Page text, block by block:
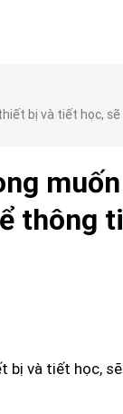
bị và tiết học,
thông
bị và tiết học,